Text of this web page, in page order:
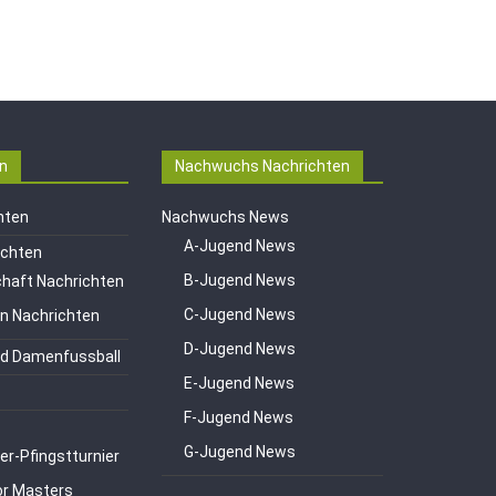
Nachrichten
Nachrichten
Damenfussball
Pfingstturnier
Masters
Nachwuchs Nachrichten
Nachwuchs News
A-Jugend News
B-Jugend News
C-Jugend News
D-Jugend News
E-Jugend News
F-Jugend News
G-Jugend News